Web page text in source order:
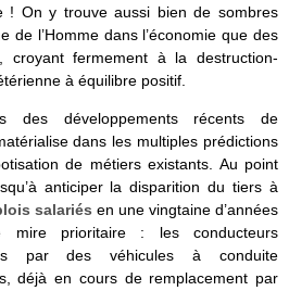
! On y trouve aussi bien de sombres
de l’Homme dans l’économie que des
croyant fermement à la destruction-
à équilibre positif.
des développements récents de
dans les multiples prédictions
de métiers existants. Au point
anticiper la disparition du tiers à
salariés en une vingtaine d’années
mire prioritaire : les conducteurs
par des véhicules à conduite
déjà en cours de remplacement par